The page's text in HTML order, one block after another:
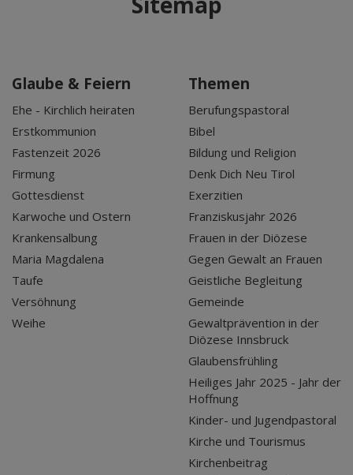
Glaube & Feiern
Ehe - Kirchlich heiraten
Erstkommunion
Fastenzeit 2026
Firmung
Gottesdienst
Karwoche und Ostern
Krankensalbung
Maria Magdalena
Taufe
Versöhnung
Weihe
Themen
Berufungspastoral
Bibel
Bildung und Religion
Denk Dich Neu Tirol
Exerzitien
Franziskusjahr 2026
Frauen in der Diözese
Gegen Gewalt an Frauen
Geistliche Begleitung
Gemeinde
Gewaltprävention in der
Diözese Innsbruck
Glaubensfrühling
Heiliges Jahr 2025 - Jahr der
Hoffnung
Kinder- und Jugendpastoral
Kirche und Tourismus
Kirchenbeitrag